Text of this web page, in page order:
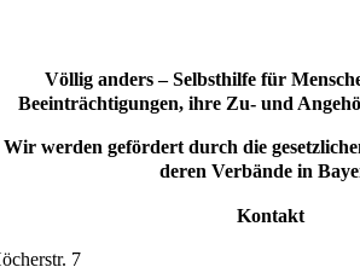
Völlig anders – Selbsthilfe für
Beeinträchtigungen, ihre Zu- und
Wir werden gefördert durch die
deren Verbände in
Kontakt
7